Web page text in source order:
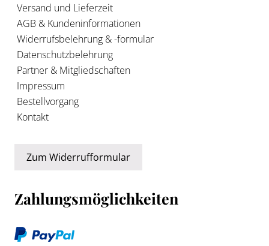
Versand und Lieferzeit
AGB & Kundeninformationen
Widerrufsbelehrung & -formular
Datenschutzbelehrung
Partner & Mitgliedschaften
Impressum
Bestellvorgang
Kontakt
Zum Widerrufformular
Zahlungsmöglichkeiten